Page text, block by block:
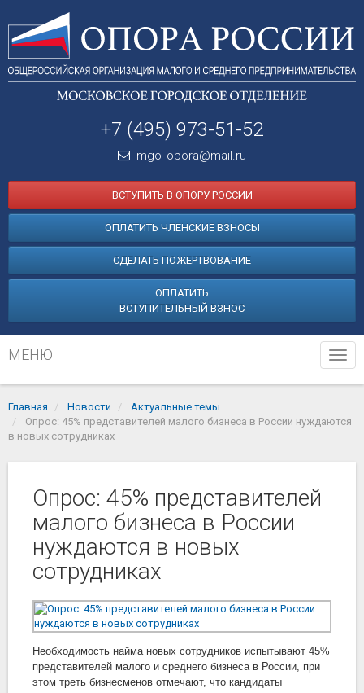
+7 (495) 973-51-52
mgo_opora@mail.ru
ВСТУПИТЬ В ОПОРУ РОССИИ
ОПЛАТИТЬ ЧЛЕНСКИЕ ВЗНОСЫ
СДЕЛАТЬ ПОЖЕРТВОВАНИЕ
ОПЛАТИТЬ
ВСТУПИТЕЛЬНЫЙ ВЗНОС
МЕНЮ
Главная Новости
Актуальные темы
Опрос: 45% представителей малого бизнеса в России нуждаются
в новых сотрудниках
Опрос: 45% представителей
малого бизнеса в России
нуждаются в новых
сотрудниках
Необходимость найма новых сотрудников испытывают 45%
представителей малого и среднего бизнеса в России, при
этом треть бизнесменов отмечают, что кандидаты